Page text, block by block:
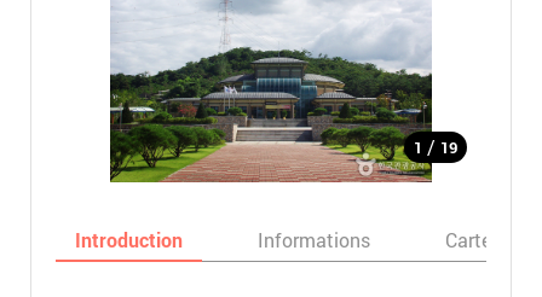
1 / 19
Introduction Informations Carte